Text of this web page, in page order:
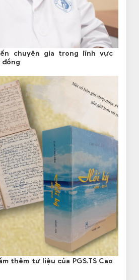
chuyên gia trong lĩnh vực
đồng
thêm tư liệu của PGS.TS Cao